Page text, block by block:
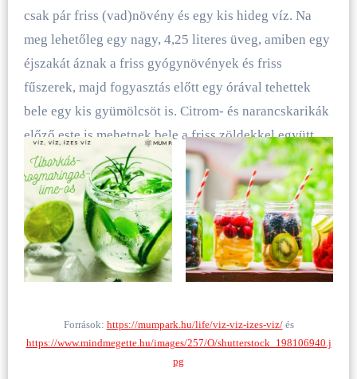
csak pár friss (vad)növény és egy kis hideg víz. Na
meg lehetőleg egy nagy, 4,25 literes üveg, amiben egy
éjszakát áznak a friss gyógynövények és friss
fűszerek, majd fogyasztás előtt egy órával tehettek
bele egy kis gyümölcsöt is. Citrom- és narancskarikák
előző este is mehetnek bele a friss zöldekkel együtt.
Források: https://mumpark.hu/life/viz-viz-izes-viz/és
https://www.mindmegette.hu/images/257/O/shutterstock_198106940.j
pg